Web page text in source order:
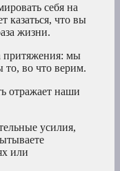
себя на
казаться, что вы
жизни.
притяжения: мы
то, во что верим.
отражает наши
усилия,
или